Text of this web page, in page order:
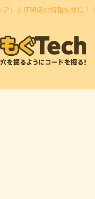
）とIT関係の情報を発信！！